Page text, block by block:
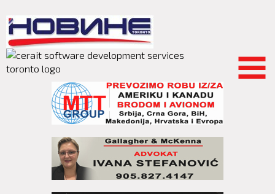
main
content